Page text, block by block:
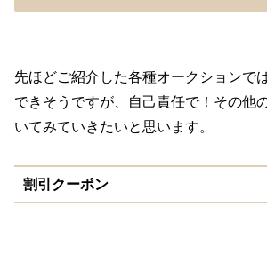
先ほどご紹介した各種オークションで
できそうですが、自己責任で！その他
いてみていきたいと思います。
割引クーポン